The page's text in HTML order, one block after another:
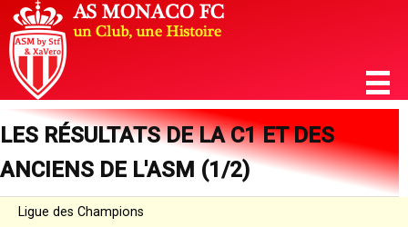
LES RÉSULTATS DE LA C1 ET DES
ANCIENS DE L'ASM (1/2)
Ligue des Champions